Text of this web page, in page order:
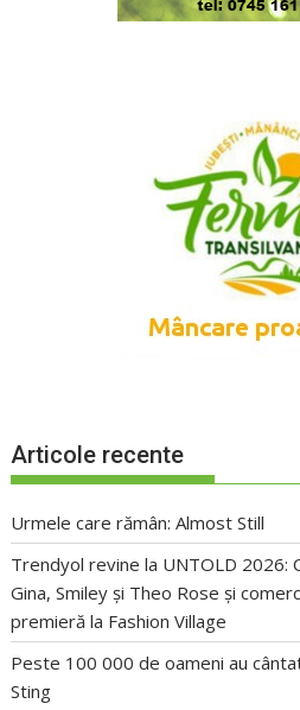
Articole recente
Urmele care rămân: Almost Still
Trendyol revine la UNTOLD 2026:
Gina, Smiley și Theo Rose și
premieră la Fashion Village
Peste 100 000 de oameni au
Sting